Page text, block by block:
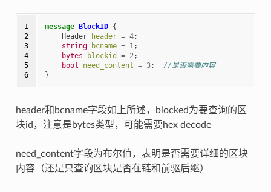
1
2
3
4
5
6
message BlockID {
Header
header = 4;
string
bcname = 1;
bytes
blockid = 2;
bool
need_content = 3;
//是否需要内容
}
header和bcname字段如上所述，blocked为要查询的区
块id，注意是bytes类型，可能需要hex decode
need_content字段为布尔值，表明是否需要详细的区块
内容（还是只查询区块是否在链和前驱后继）